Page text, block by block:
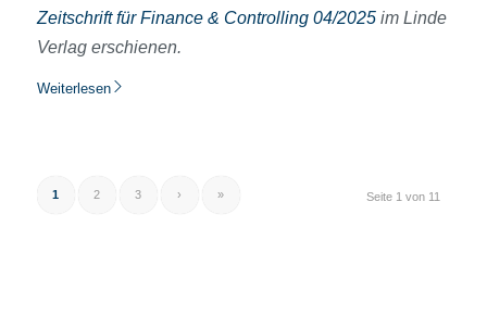
Zeitschrift für Finance & Controlling 04/2025im Linde
Verlag erschienen.
Weiterlesen
Seite 1 von 11
1 2 3 › »